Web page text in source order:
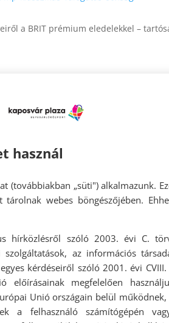
a BRIT prémium eledelekkel –
használ
(továbbiakban „süti") alkalmazunk.
webes böngészőjében.
hírközlésről szóló 2003. évi C.
az információs
kérdéseiről szóló 2001. évi
előírásainak megfelelően
Unió országain belül működnek,
a felhasználó számítógépén